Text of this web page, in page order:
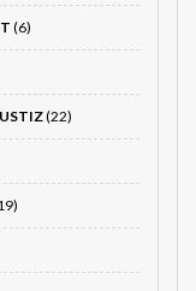
(6)
(22)